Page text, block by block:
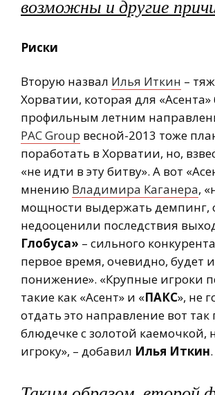
возможны и другие
Риски
Вторую назвал Илья Иткин –
Хорватии, которая для
профильным летним
PAC Group весной-2013 тоже
поработать в Хорватии, но,
«не идти в эту битву». А вот
мнению Владимира Каганера,
мощности выдержать демпинг,
недооценили последствия
Глобуса» – сильного
первое время, очевидно, будет
понижение». «Крупные игроки
такие как «Асент» и «ПАКС», не
отдать это направление вот так
блюдечке с золотой каемочкой,
игроку», – добавил Илья Иткин.